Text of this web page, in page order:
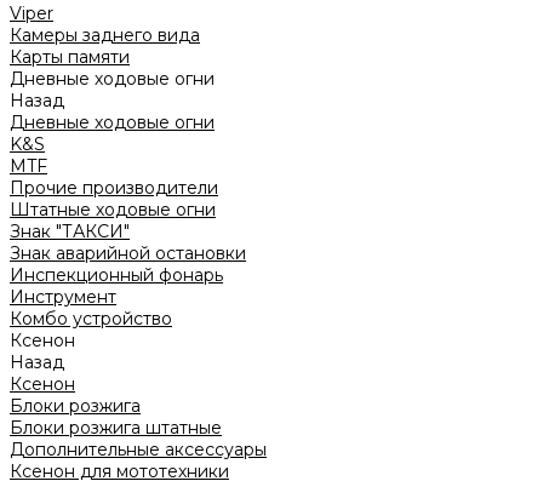
Viper
Камеры заднего вида
Карты памяти
Дневные ходовые огни
Назад
Дневные ходовые огни
K&S
MTF
Прочие производители
Штатные ходовые огни
Знак "ТАКСИ"
Знак аварийной остановки
Инспекционный фонарь
Инструмент
Комбо устройство
Ксенон
Назад
Ксенон
Блоки розжига
Блоки розжига штатные
Дополнительные аксессуары
Ксенон для мототехники